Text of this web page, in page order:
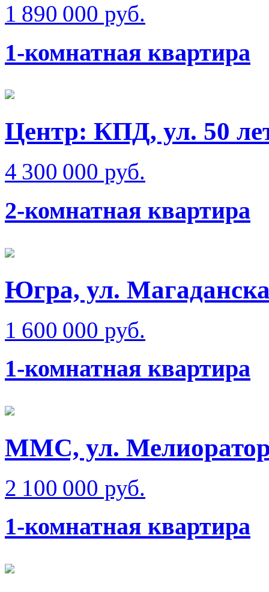
1 890 000 руб.
1-комнатная квартира
Центр: КПД, ул. 50
4 300 000 руб.
2-комнатная квартира
Югра, ул.
1 600 000 руб.
1-комнатная квартира
ММС, ул.
2 100 000 руб.
1-комнатная квартира